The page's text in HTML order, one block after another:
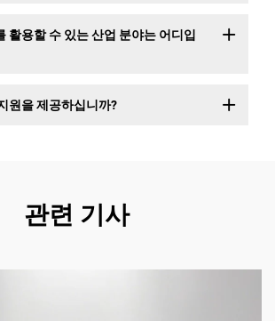
활용할 수 있는 산업 분야는 어디입
원을 제공하십니까?
관련 기사